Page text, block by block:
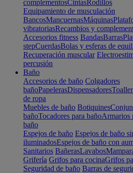
complementosCintasRodillos
Equipamiento de musculación
BancosMancuernasMáquinas
vibratoriasRecambios y
Accesorios fitness BandasBarras
stepCuerdasBolas y esferas de
Recuperación muscular
percusión
Baño
Accesorios de baño Colgadores
bañoPapelerasDispensadores
de ropa
Muebles de baño Botiquines
bañoTocadores para bañoArmarios
baño
Espejos de baño Espejos de baño
iluminadosEspejos de baño con
Sanitarios BañerasLavabos
Grifería Grifos para cocinaGrifos
Seguridad de baño Barras de